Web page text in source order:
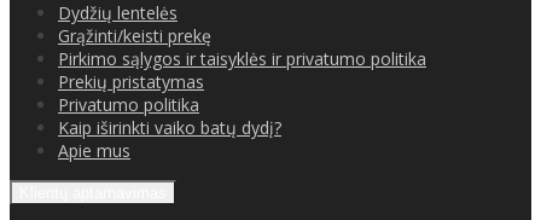
Dydžių lentelės
Grąžinti/keisti prekę
Pirkimo sąlygos ir taisyklės ir privatumo politika
Prekių pristatymas
Privatumo politika
Kaip iširinkti vaiko batų dydį?
Apie mus